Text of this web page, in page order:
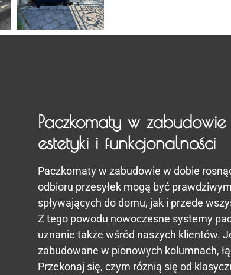
Paczkomaty w
estetyki i funkcjonalności
Paczkomaty w zabudowie w dobie
odbioru przesyłek mogą być
spływających do domu, jak i przede
Z tego powodu nowoczesne systemy
uznanie także wśród naszych klientów.
zabudowane w pionowych kolumnach,
Przekonaj się, czym różnią się od